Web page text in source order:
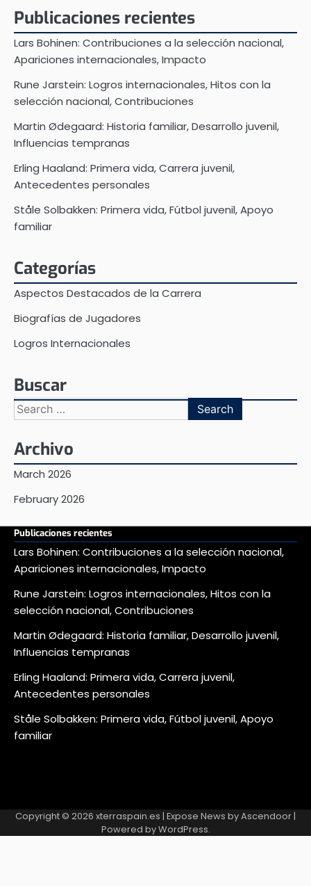
Publicaciones recientes
Lars Bohinen: Contribuciones a la selección nacional,
Apariciones internacionales, Impacto
Rune Jarstein: Logros internacionales, Hitos con la
selección nacional, Contribuciones
Martin Ødegaard: Historia familiar, Desarrollo juvenil,
Influencias tempranas
Erling Haaland: Primera vida, Carrera juvenil,
Antecedentes personales
Ståle Solbakken: Primera vida, Fútbol juvenil, Apoyo
familiar
Categorías
Aspectos Destacados de la Carrera
Biografías de Jugadores
Logros Internacionales
Buscar
Search
for:
Archivo
March 2026
February 2026
Publicaciones recientes
Lars Bohinen: Contribuciones a la selección nacional,
Apariciones internacionales, Impacto
Rune Jarstein: Logros internacionales, Hitos con la
selección nacional, Contribuciones
Martin Ødegaard: Historia familiar, Desarrollo juvenil,
Influencias tempranas
Erling Haaland: Primera vida, Carrera juvenil,
Antecedentes personales
Ståle Solbakken: Primera vida, Fútbol juvenil, Apoyo
familiar
Copyright © 2026 xterraspain.es | Expose News byAscendoor|
Powered byWordPress.